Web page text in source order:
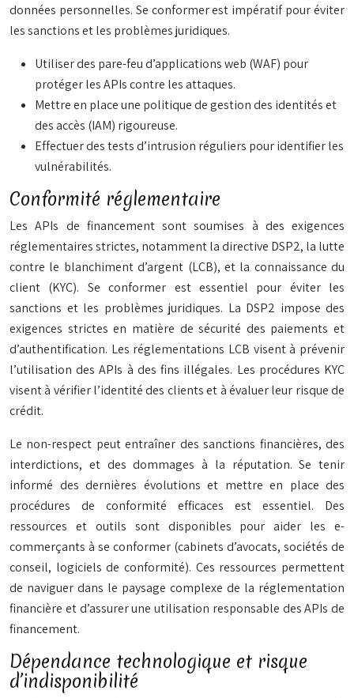
données personnelles. Se conformer est impératif pour éviter
les sanctions et les problèmes juridiques.
Utiliser des pare-feu d’applications web (WAF) pour
protéger les APIs contre les attaques.
Mettre en place une politique de gestion des identités et
des accès (IAM) rigoureuse.
Effectuer des tests d’intrusion réguliers pour identifier les
vulnérabilités.
Conformité réglementaire
Les APIs de financement sont soumises à des exigences
réglementaires strictes, notamment la directive DSP2, la lutte
contre le blanchiment d’argent (LCB), et la connaissance du
client (KYC). Se conformer est essentiel pour éviter les
sanctions et les problèmes juridiques. La DSP2 impose des
exigences strictes en matière de sécurité des paiements et
d’authentification. Les réglementations LCB visent à prévenir
l’utilisation des APIs à des fins illégales. Les procédures KYC
visent à vérifier l’identité des clients et à évaluer leur risque de
crédit.
Le non-respect peut entraîner des sanctions financières, des
interdictions, et des dommages à la réputation. Se tenir
informé des dernières évolutions et mettre en place des
procédures de conformité efficaces est essentiel. Des
ressources et outils sont disponibles pour aider les e-
commerçants à se conformer (cabinets d’avocats, sociétés de
conseil, logiciels de conformité). Ces ressources permettent
de naviguer dans le paysage complexe de la réglementation
financière et d’assurer une utilisation responsable des APIs de
financement.
Dépendance technologique et risque
d’indisponibilité